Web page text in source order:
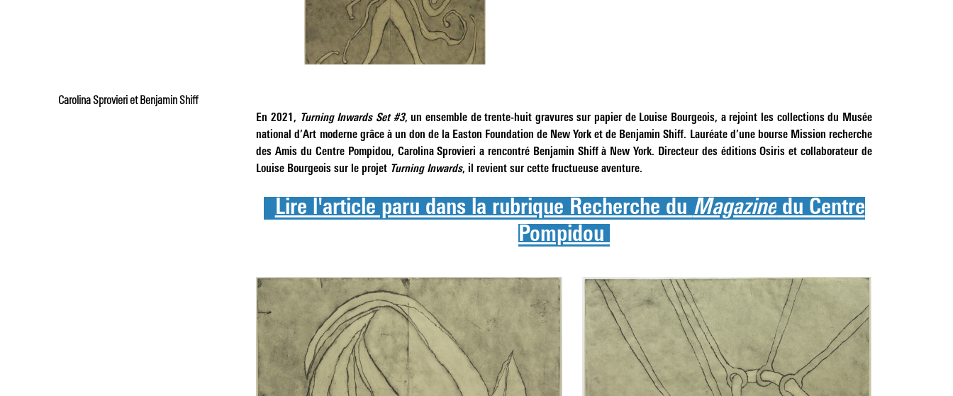
Carolina Sprovieri et Benjamin Shiff
En 2021, Turning Inwards Set #3, un ensemble de trente-huit gravures sur papier de Louise Bourgeois, a rejoint les collections du Musée
national d’Art moderne grâce à un don de la Easton Foundation de New York et de Benjamin Shiff. Lauréate d’une bourse Mission recherche
des Amis du Centre Pompidou, Carolina Sprovieri a rencontré Benjamin Shiff à New York. Directeur des éditions Osiris et collaborateur de
Louise Bourgeois sur le projet Turning Inwards, il revient sur cette fructueuse aventure.
Lire l'article paru dans la rubrique Recherche du Magazinedu Centre
Pompidou